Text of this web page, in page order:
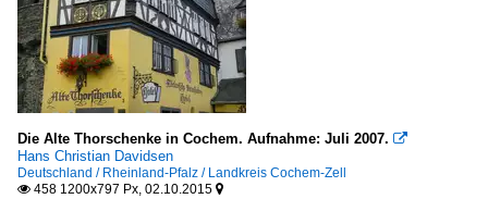
Die Alte Thorschenke in Cochem. Aufnahme: Juli 2007. 
Hans Christian Davidsen
Deutschland / Rheinland-Pfalz / Landkreis Cochem-Zell
 458 1200x797 Px, 02.10.2015 